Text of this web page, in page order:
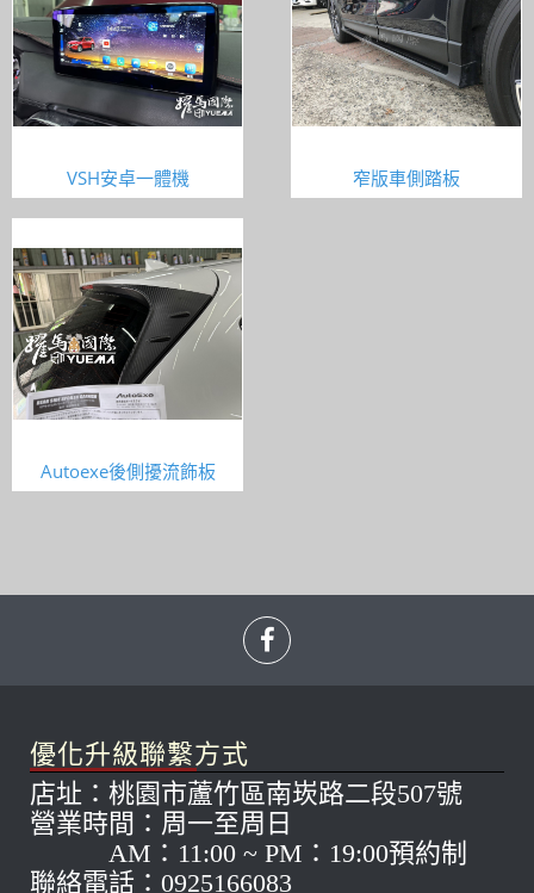
VSH安卓一體機 窄版車側踏板
Autoexe後側擾流飾板
優化升級聯繫方式
店址：桃園市蘆竹區南崁路二段507號
營業時間：周一至周日
AM：11:00 ~ PM：19:00預約制
聯絡電話：0925166083